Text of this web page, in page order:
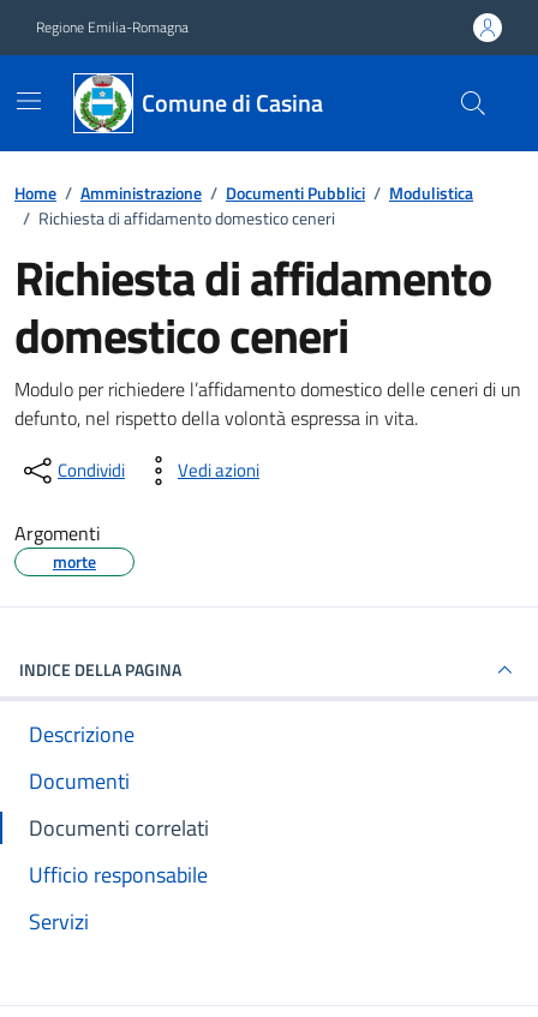
Regione Emilia-Romagna
Comune di Casina
Home / Amministrazione / Documenti Pubblici / Modulistica
/ Richiesta di affidamento domestico ceneri
Richiesta di affidamento
domestico ceneri
Dettagli del documento
Modulo per richiedere l’affidamento domestico delle ceneri di un
defunto, nel rispetto della volontà espressa in vita.
Condividi Vedi azioni
Argomenti
morte
INDICE DELLA PAGINA
Descrizione
Documenti
Documenti correlati
Ufficio responsabile
Servizi